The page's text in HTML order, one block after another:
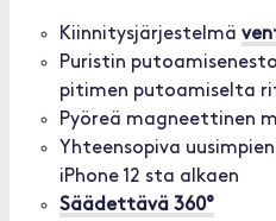
Kiinnitysjärjestelmä
Puristin
pitimen putoamiselta
Pyöreä magneettinen
Yhteensopiva
iPhone 12 sta alkaen
Säädettävä 360°